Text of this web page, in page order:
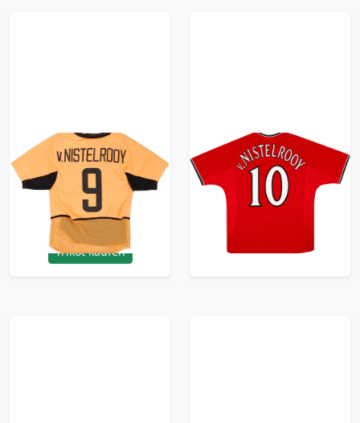
2002-04 Netherlands
Player Issue Home
Shirt V.Nistelrooy #9 -
6/10 - (S)
239.99£ · ca. €283
Trikot kaufen
2000-02 Manchester
United Home Shirt
V.Nistelrooy #10
209.99£ · ca. €248